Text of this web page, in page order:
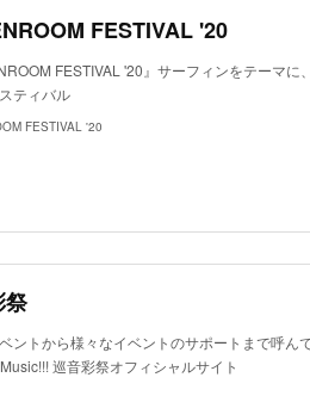
FESTIVAL '20
FESTIVAL '20』サーフィンをテーマ
ティバル
FESTIVAL '20
祭
ントから様々なイベントのサポートまで呼
巡音彩祭オフィシャルサイト